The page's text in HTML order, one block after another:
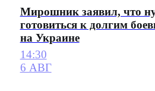
Мирошник заявил, что
готовиться к долгим
на Украине
14:30
6 АВГ